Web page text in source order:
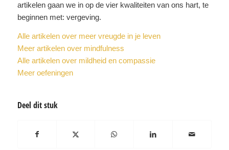
artikelen gaan we in op de vier kwaliteiten van ons hart, te
beginnen met: vergeving.
Alle artikelen over meer vreugde in je leven
Meer artikelen over mindfulness
Alle artikelen over mildheid en compassie
Meer oefeningen
Deel dit stuk